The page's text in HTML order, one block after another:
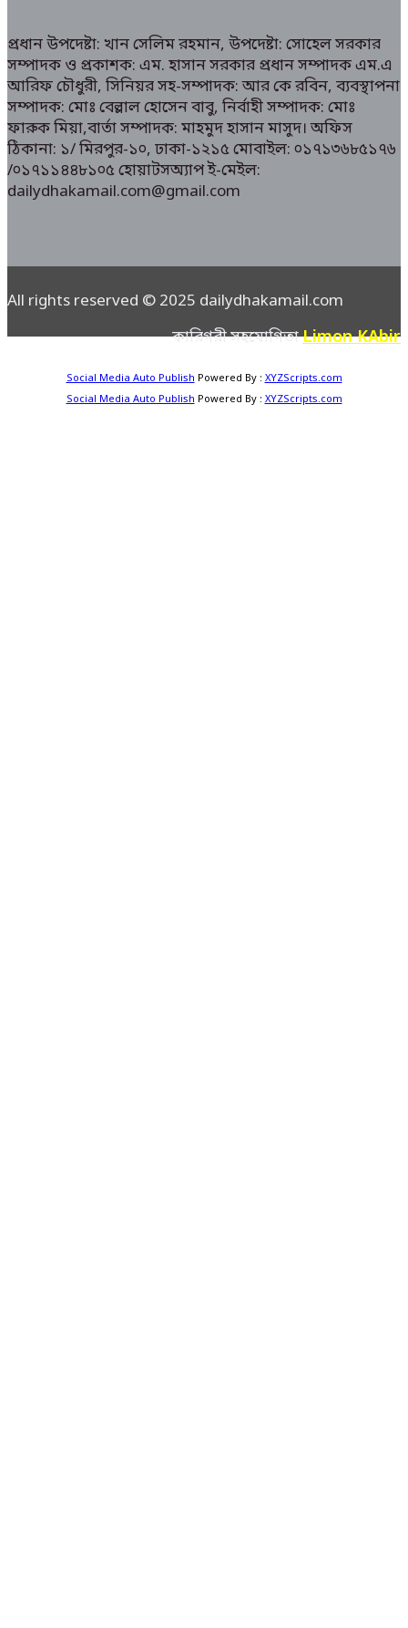
প্রধান উপদেষ্টা: খান সেলিম রহমান, উপদেষ্টা: সোহেল সরকার
সম্পাদক ও প্রকাশক: এম. হাসান সরকার প্রধান সম্পাদক এম.এ
আরিফ চৌধুরী, সিনিয়র সহ-সম্পাদক: আর কে রবিন, ব্যবস্থাপনা
সম্পাদক: মোঃ বেল্লাল হোসেন বাবু, নির্বাহী সম্পাদক: মোঃ
ফারুক মিয়া,বার্তা সম্পাদক: মাহমুদ হাসান মাসুদ। অফিস
ঠিকানা: ১/ মিরপুর-১০, ঢাকা-১২১৫ মোবাইল: ০১৭১৩৬৮৫১৭৬
/০১৭১১৪৪৮১০৫ হোয়াটসঅ্যাপ ই-মেইল:
dailydhakamail.com@gmail.com
All rights reserved © 2025 dailydhakamail.com
কারিগরী সহযোগিতাLimon KAbir
Social Media Auto Publish Powered By : XYZScripts.com
Social Media Auto Publish Powered By : XYZScripts.com